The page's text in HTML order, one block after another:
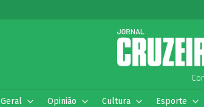
Geral Opinião Cultura Esporte